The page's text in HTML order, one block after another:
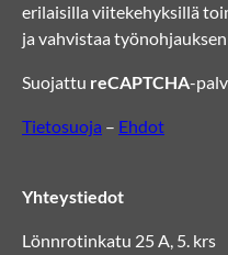
erilaisilla viitekehyksillä
ja vahvistaa
Suojattu reCAPTCHA-
Tietosuoja – Ehdot
Yhteystiedot
Lönnrotinkatu 25 A, 5. krs